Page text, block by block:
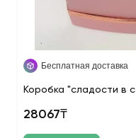
Бесплатная доставка
Коробка "сладости в
28067₸